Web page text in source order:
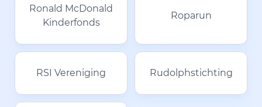
Ronald McDonald
Kinderfonds
Roparun
RSI Vereniging Rudolphstichting